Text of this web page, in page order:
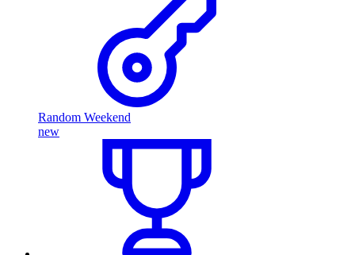
Random Weekend
new